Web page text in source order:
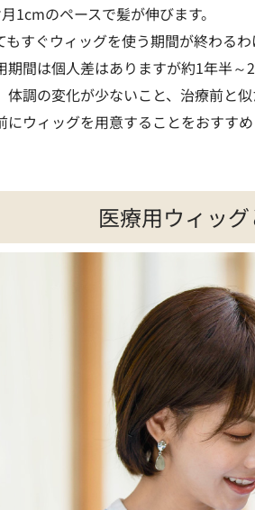
1cmのペースで髪が伸びます。
すぐウィッグを使う期間が終わるわ
期間は個人差はありますが約1年半～2
体調の変化が少ないこと、治療前と
にウィッグを用意することをおすすめ
医療用ウィッ